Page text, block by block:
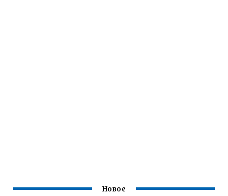
Новое